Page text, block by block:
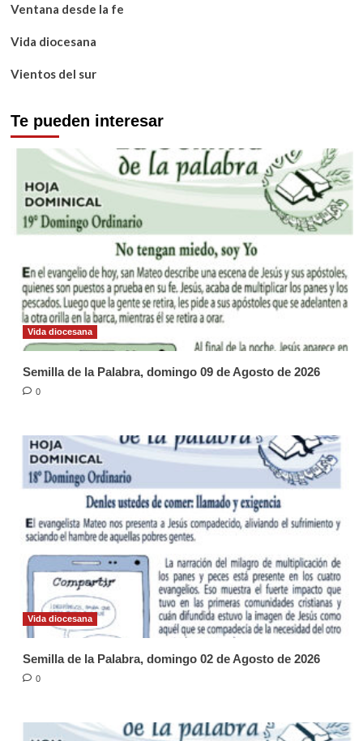
Ventana desde la fe
Vida diocesana
Vientos del sur
Te pueden interesar
Vida diocesana
Semilla de la Palabra, domingo 09 de Agosto de 2026
0
Vida diocesana
Semilla de la Palabra, domingo 02 de Agosto de 2026
0